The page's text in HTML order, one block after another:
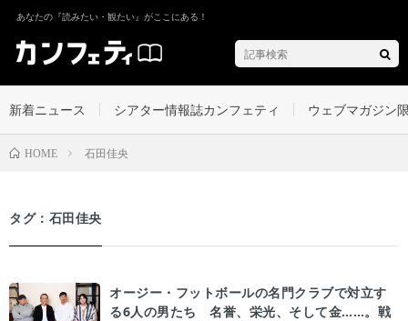
あなたの『読みたい・観たい』がここにある！
新着ニュース シアター情報誌カンフェティ ウェブマガジン
HOME 石田佳央
タグ：石田佳央
オージー・フットボールの名門クラブで対立す
る6人の男たち 名誉、栄光、そして金……。戦